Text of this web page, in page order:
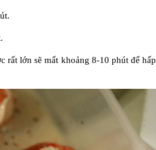
rất lớn sẽ mất khoảng 8-10 phút để hấp